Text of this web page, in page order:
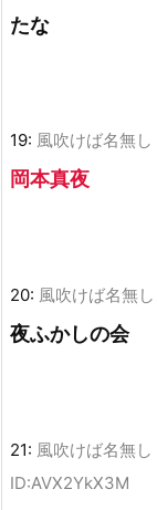
たな
19: 風吹けば名無し
岡本真夜
20: 風吹けば名無し
夜ふかしの会
21: 風吹けば名無し
ID:AVX2YkX3M